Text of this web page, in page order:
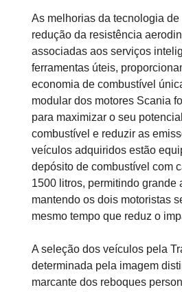
As melhorias da tecnologia de
redução da resistência
associadas aos serviços
ferramentas úteis,
economia de combustível
modular dos motores Scania
para maximizar o seu
combustível e reduzir as
veículos adquiridos estão
depósito de combustível com
1500 litros, permitindo grande
mantendo os dois motoristas
mesmo tempo que reduz o
A seleção dos veículos pela
determinada pela imagem
marcante dos reboques